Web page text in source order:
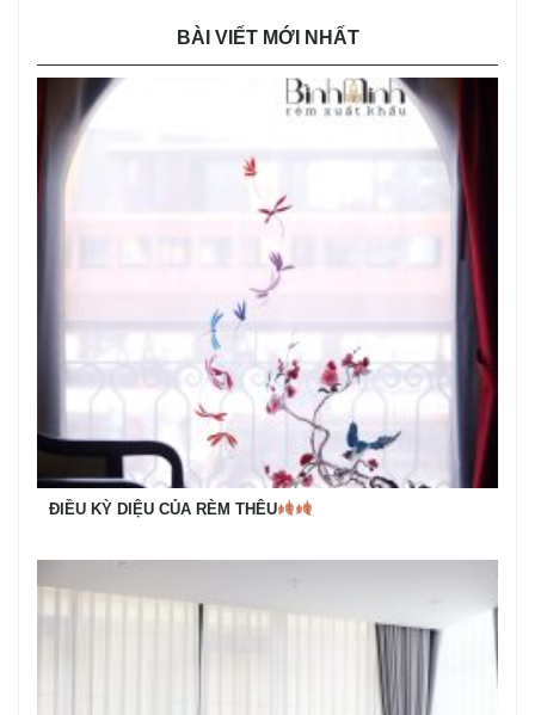
BÀI VIẾT MỚI NHẤT
ĐIỀU KỲ DIỆU CỦA RÈM THÊU